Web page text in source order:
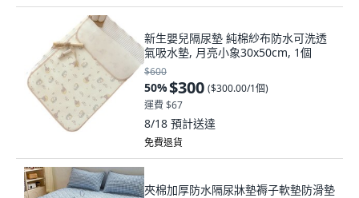
新生嬰兒隔尿墊 純棉紗布防水可洗透
氣吸水墊, 月亮小象30x50cm, 1個
$600
50%$300 ($300.00/1個)
運費 $67
8/18 預計送達
免費退貨
夾棉加厚防水隔尿牀墊褥子軟墊防滑墊